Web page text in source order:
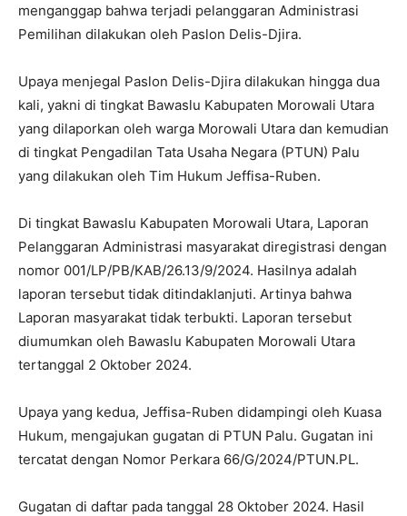
menganggap bahwa terjadi pelanggaran Administrasi
Pemilihan dilakukan oleh Paslon Delis-Djira.
Upaya menjegal Paslon Delis-Djira dilakukan hingga dua
kali, yakni di tingkat Bawaslu Kabupaten Morowali Utara
yang dilaporkan oleh warga Morowali Utara dan kemudian
di tingkat Pengadilan Tata Usaha Negara (PTUN) Palu
yang dilakukan oleh Tim Hukum Jeffisa-Ruben.
Di tingkat Bawaslu Kabupaten Morowali Utara, Laporan
Pelanggaran Administrasi masyarakat diregistrasi dengan
nomor 001/LP/PB/KAB/26.13/9/2024. Hasilnya adalah
laporan tersebut tidak ditindaklanjuti. Artinya bahwa
Laporan masyarakat tidak terbukti. Laporan tersebut
diumumkan oleh Bawaslu Kabupaten Morowali Utara
tertanggal 2 Oktober 2024.
Upaya yang kedua, Jeffisa-Ruben didampingi oleh Kuasa
Hukum, mengajukan gugatan di PTUN Palu. Gugatan ini
tercatat dengan Nomor Perkara 66/G/2024/PTUN.PL.
Gugatan di daftar pada tanggal 28 Oktober 2024. Hasil